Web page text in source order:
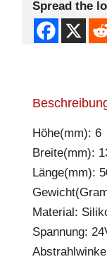
Spread the
Höhe(mm): 6
Breite(mm):
Länge(mm):
Material:
Spannung: